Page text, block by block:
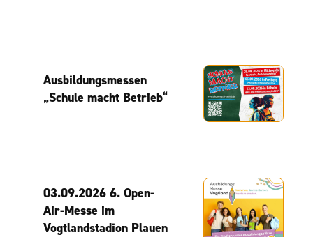
Ausbildungsmessen
„Schule macht Betrieb“
03.09.2026 6. Open-
Air-Messe im
Vogtlandstadion Plauen